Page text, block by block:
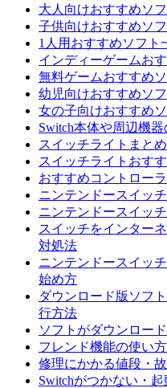
大人向けおすすめソ
子供向けおすすめソ
1人用おすすめソフト
インディーゲームお
無料ゲームおすすめ
幼児向けおすすめソ
女の子向けおすすめ
Switch本体や周辺機
スイッチライトまとめ
スイッチライトおす
おすすめコントロー
ニンテンドースイッ
ニンテンドースイッ
スイッチをインター
対処法
ニンテンドースイッ
始め方
ダウンロード版ソフ
行方法
ソフトがダウンロー
フレンド機能の使い
修理にかかる値段・
Switchがつかない・